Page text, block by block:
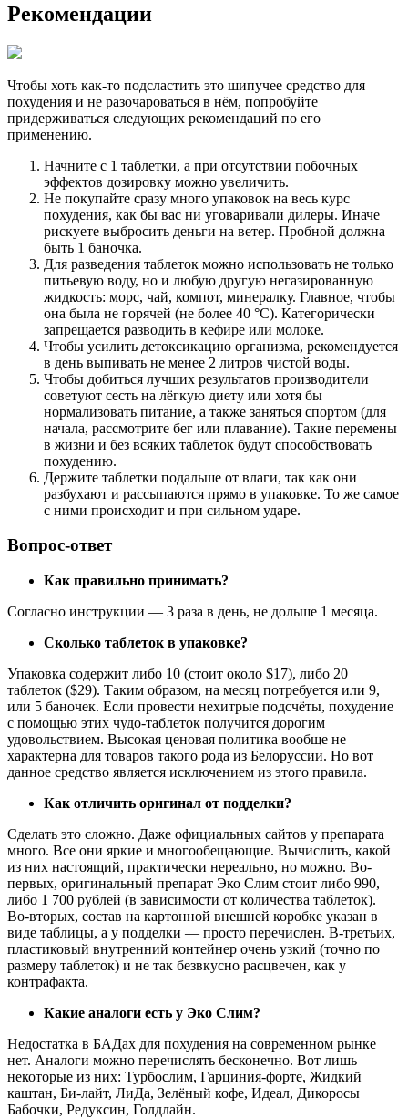
Рекомендации
Чтобы хоть как-то подсластить это шипучее средство для
похудения и не разочароваться в нём, попробуйте
придерживаться следующих рекомендаций по его
применению.
Начните с 1 таблетки, а при отсутствии побочных
эффектов дозировку можно увеличить.
Не покупайте сразу много упаковок на весь курс
похудения, как бы вас ни уговаривали дилеры. Иначе
рискуете выбросить деньги на ветер. Пробной должна
быть 1 баночка.
Для разведения таблеток можно использовать не только
питьевую воду, но и любую другую негазированную
жидкость: морс, чай, компот, минералку. Главное, чтобы
она была не горячей (не более 40 °С). Категорически
запрещается разводить в кефире или молоке.
Чтобы усилить детоксикацию организма, рекомендуется
в день выпивать не менее 2 литров чистой воды.
Чтобы добиться лучших результатов производители
советуют сесть на лёгкую диету или хотя бы
нормализовать питание, а также заняться спортом (для
начала, рассмотрите бег или плавание). Такие перемены
в жизни и без всяких таблеток будут способствовать
похудению.
Держите таблетки подальше от влаги, так как они
разбухают и рассыпаются прямо в упаковке. То же самое
с ними происходит и при сильном ударе.
Вопрос-ответ
Как правильно принимать?
Согласно инструкции — 3 раза в день, не дольше 1 месяца.
Сколько таблеток в упаковке?
Упаковка содержит либо 10 (стоит около $17), либо 20
таблеток ($29). Таким образом, на месяц потребуется или 9,
или 5 баночек. Если провести нехитрые подсчёты, похудение
с помощью этих чудо-таблеток получится дорогим
удовольствием. Высокая ценовая политика вообще не
характерна для товаров такого рода из Белоруссии. Но вот
данное средство является исключением из этого правила.
Как отличить оригинал от подделки?
Сделать это сложно. Даже официальных сайтов у препарата
много. Все они яркие и многообещающие. Вычислить, какой
из них настоящий, практически нереально, но можно. Во-
первых, оригинальный препарат Эко Слим стоит либо 990,
либо 1 700 рублей (в зависимости от количества таблеток).
Во-вторых, состав на картонной внешней коробке указан в
виде таблицы, а у подделки — просто перечислен. В-третьих,
пластиковый внутренний контейнер очень узкий (точно по
размеру таблеток) и не так безвкусно расцвечен, как у
контрафакта.
Какие аналоги есть у Эко Слим?
Недостатка в БАДах для похудения на современном рынке
нет. Аналоги можно перечислять бесконечно. Вот лишь
некоторые из них: Турбослим, Гарциния-форте, Жидкий
каштан, Би-лайт, ЛиДа, Зелёный кофе, Идеал, Дикоросы
Бабочки, Редуксин, Голдлайн.